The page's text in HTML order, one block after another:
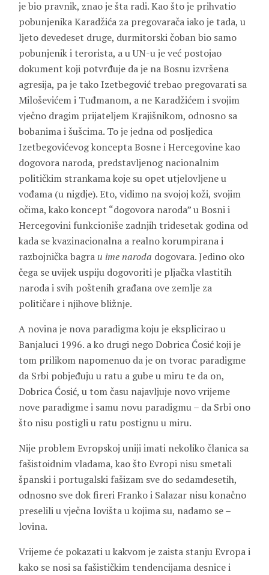
je bio pravnik, znao je šta radi. Kao što je prihvatio
pobunjenika Karadžića za pregovarača iako je tada, u
ljeto devedeset druge, durmitorski čoban bio samo
pobunjenik i terorista, a u UN-u je već postojao
dokument koji potvrđuje da je na Bosnu izvršena
agresija, pa je tako Izetbegović trebao pregovarati sa
Miloševićem i Tuđmanom, a ne Karadžićem i svojim
vječno dragim prijateljem Krajišnikom, odnosno sa
bobanima i šušcima. To je jedna od posljedica
Izetbegovićevog koncepta Bosne i Hercegovine kao
dogovora naroda, predstavljenog nacionalnim
političkim strankama koje su opet utjelovljene u
vođama (u nigdje). Eto, vidimo na svojoj koži, svojim
očima, kako koncept “dogovora naroda” u Bosni i
Hercegovini funkcioniše zadnjih tridesetak godina od
kada se kvazinacionalna a realno korumpirana i
razbojnička bagra u ime naroda dogovara. Jedino oko
čega se uvijek uspiju dogovoriti je pljačka vlastitih
naroda i svih poštenih građana ove zemlje za
političare i njihove bližnje.
A novina je nova paradigma koju je eksplicirao u
Banjaluci 1996. a ko drugi nego Dobrica Ćosić koji je
tom prilikom napomenuo da je on tvorac paradigme
da Srbi pobjeđuju u ratu a gube u miru te da on,
Dobrica Ćosić, u tom času najavljuje novo vrijeme
nove paradigme i samu novu paradigmu – da Srbi ono
što nisu postigli u ratu postignu u miru.
Nije problem Evropskoj uniji imati nekoliko članica sa
fašistoidnim vladama, kao što Evropi nisu smetali
španski i portugalski fašizam sve do sedamdesetih,
odnosno sve dok fireri Franko i Salazar nisu konačno
preselili u vječna lovišta u kojima su, nadamo se –
lovina.
Vrijeme će pokazati u kakvom je zaista stanju Evropa i
kako se nosi sa fašističkim tendencijama desnice i